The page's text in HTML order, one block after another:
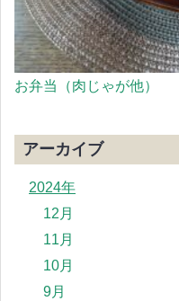
お弁当（肉じゃが他）
アーカイブ
2024年
12月
11月
10月
9月